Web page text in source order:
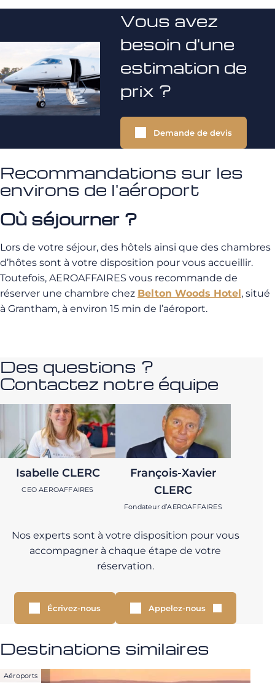
Vous avez
besoin d'une
estimation de
prix ?
Demande de devis
Recommandations sur les
environs de l'aéroport
Où séjourner ?
Lors de votre séjour, des hôtels ainsi que des chambres
d’hôtes sont à votre disposition pour vous accueillir.
Toutefois, AEROAFFAIRES vous recommande de
réserver une chambre chez Belton Woods Hotel, situé
à Grantham, à environ 15 min de l’aéroport.
Des questions ?
Contactez notre équipe
Isabelle CLERC
CEO AEROAFFAIRES
François-Xavier
CLERC
Fondateur d’AEROAFFAIRES
Nos experts sont à votre disposition pour vous
accompagner à chaque étape de votre
réservation.
Écrivez-nous Appelez-nous
Destinations similaires
Aéroports